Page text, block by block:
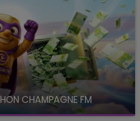
CHAMPAGNE FM
FM, à 8H10